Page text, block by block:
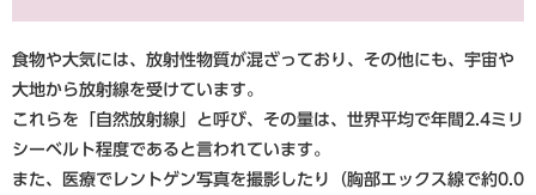
食物や大気には、放射性物質が混ざっており、その他にも、宇宙や
大地から放射線を受けています。
これらを「自然放射線」と呼び、その量は、世界平均で年間2.4ミリ
シーベルト程度であると言われています。
また、医療でレントゲン写真を撮影したり（胸部エックス線で約0.0